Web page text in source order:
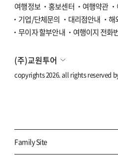
여행정보 홍보센터 여행약관
기업/단체문의
대리점안내
해
무이자 할부안내
여행이지 전화
(주)교원투어
copyrights 2026. all rights reserved
Family Site